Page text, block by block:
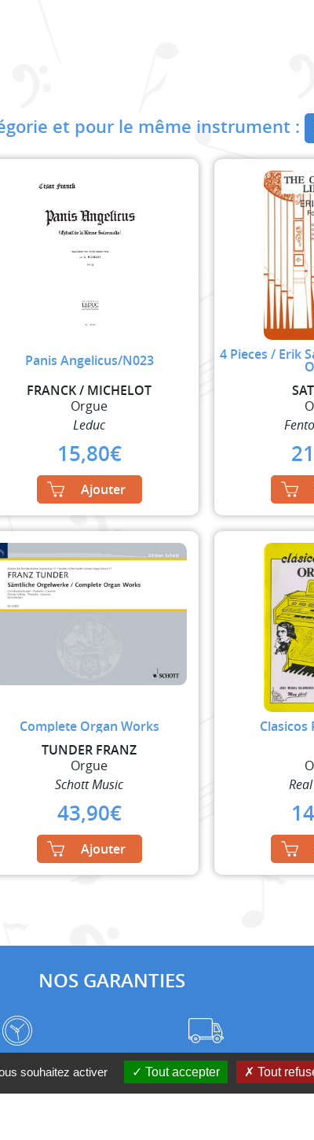
et pour le même instrument :
Panis Angelicus/N023
FRANCK / MICHELOT
Orgue
Leduc
15,80€
Ajouter
4 Pieces / Erik
Complete Organ Works
TUNDER FRANZ
Orgue
Schott Music
43,90€
Ajouter
Clasicos
NOS GARANTIES
Frais de port à prix coûtant
souhaitez activer Tout accepter Tout